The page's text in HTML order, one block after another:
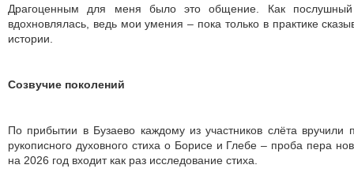
Драгоценным для меня было это общение. Как
вдохновлялась, ведь мои умения – пока только в практике
истории.
Созвучие поколений
По прибытии в Бузаево каждому из участников слёта
рукописного духовного стиха о Борисе и Глебе – проба пера
на 2026 год входит как раз исследование стиха.